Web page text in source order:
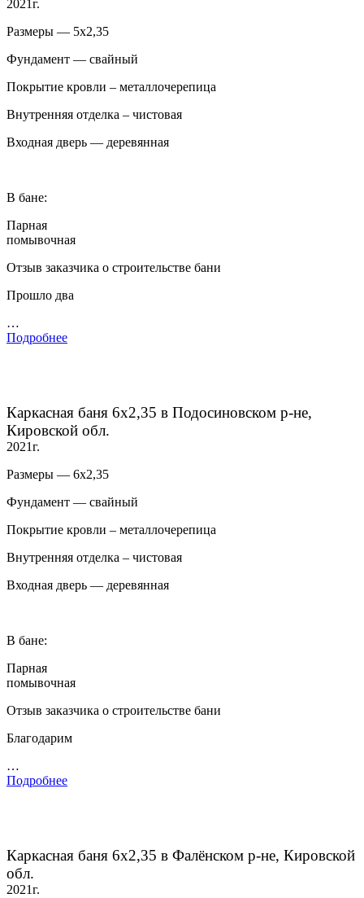
2021г.
Размеры — 5х2,35
Фундамент — свайный
Покрытие кровли – металлочерепица
Внутренняя отделка – чистовая
Входная дверь — деревянная
В бане:
Парная
помывочная
Отзыв заказчика о строительстве бани
Прошло два
…
Подробнее
Каркасная баня 6х2,35 в Подосиновском р-не,
Кировской обл.
2021г.
Размеры — 6х2,35
Фундамент — свайный
Покрытие кровли – металлочерепица
Внутренняя отделка – чистовая
Входная дверь — деревянная
В бане:
Парная
помывочная
Отзыв заказчика о строительстве бани
Благодарим
…
Подробнее
Каркасная баня 6х2,35 в Фалёнском р-не, Кировской
обл.
2021г.